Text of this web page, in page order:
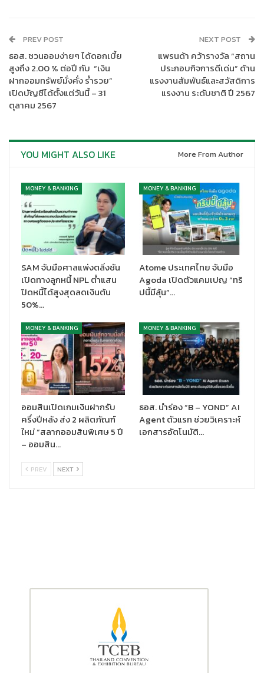
เงิน บริษัท ไออาร์พีซี จำกัด (มหาชน) (
กล่าวว่า บริษัทมุ่งมั่นใน
การพัฒนาและยกระดับการเป็นองค์กรต้นแบบด้านสิทธิมนุษยชนมา
อย่างต่อเนื่อง ซึ่งเป็นส่วนหนึ่งของเป้าหมายการขับเคลื่อนธุรกิจเพื่อ
ความยั่งยืน จึงเป็นที่มาของความร่วมมือในการเชื่อมโยงการจัดการ
ด้านสังคมกับการทำสัญญาป้องกันความเสี่ยงด้านอัตราดอกเบี้ย
(Social-Linked THOR) ส่งผลให้ IRPC สามารถบริหารจัดการความ
ดำเนินงานส่งเสริมด้าน ESG ที่มีความชัดเจนและวัดผลได้ นับเป็นการ
สร้างมาตรฐานใหม่ให้กับภาคธุรกิจไทย และส่งเสริมให้เกิดนวัตกรรม
ความร่วมมือกันในครั้งนี้จึงเป็นอีกก้าวสำคัญในการร่วมกันผลักดัน
นวัตกรรมทางการเงินเพื่อ ESG ซึ่งจะเป็นต้นแบบให้กับภาคธุรกิจไทยที่
มีเป้าหมายสู่ความยั่งยืน เพื่อร่วมกันสนับสนุนเศรษฐกิจและสังคม
ไทยให้เติบโตอย่างงยั่งยืนต่อไป
PREV POST
ธอส. ชวนออมง่ายๆ ได้ดอกเบี้ย
สูงถึง 2.00 % ต่อปี กับ “เงิน
ฝากออมทรัพย์มั่งคั่ง ร่ำรวย”
เปิดบัญชีได้ตั้งแต่วันนี้ – 31
ตุลาคม 2567
NEXT POST
แพรนด้า คว้ารางวัล “สถาน
ประกอบกิจการดีเด่น” ด้าน
แรงงานสัมพันธ์และสวัสดิการ
แรงงาน ระดับชาติ ปี 2567
YOU MIGHT ALSO LIKE More From Author
MONEY & BANKING
SAM จับมือศาลแพ่งตลิ่งชัน
เปิดทางลูกหนี้ NPL ต่ำแสน
ปิดหนี้ได้สูงสุดลดเงินต้น
50%…
MONEY & BANKING
Atome ประเทศไทย จับมือ
Agoda เปิดตัวแคมเปญ “ทริ
ปนี้มีลุ้น”…
MONEY & BANKING
ออมสินเปิดเกมเงินฝากรับ
ครึ่งปีหลัง ส่ง 2 ผลิตภัณฑ์
ใหม่ “สลากออมสินพิเศษ 5 ปี
– ออมสิน…
MONEY & BANKING
ธอส. นำร่อง “B – YOND” AI
Agent ตัวแรก ช่วยวิเคราะห์
เอกสารอัตโนมัติ…
PREV NEXT